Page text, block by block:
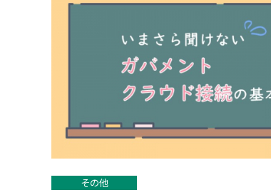
その他